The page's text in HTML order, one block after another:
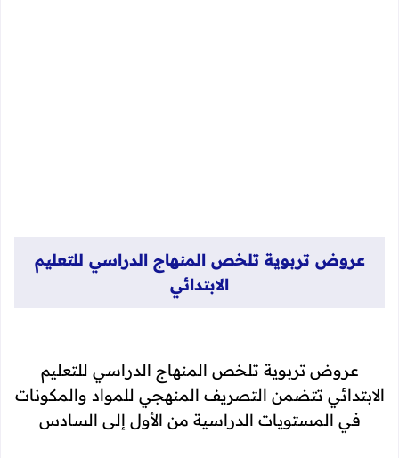
عروض تربوية تلخص المنهاج الدراسي للتعليم
الابتدائي
عروض تربوية تلخص المنهاج الدراسي للتعليم
الابتدائي تتضمن التصريف المنهجي للمواد والمكونات
في المستويات الدراسية من الأول إلى السادس